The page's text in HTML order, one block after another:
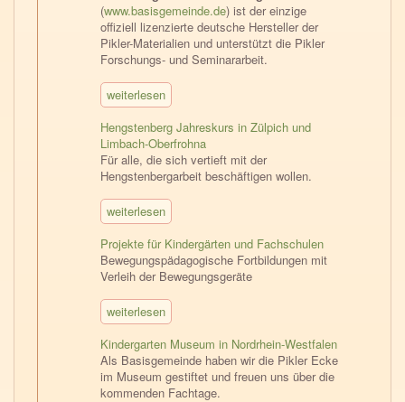
(www.basisgemeinde.de) ist der einzige
offiziell lizenzierte deutsche Hersteller der
Pikler-Materialien und unterstützt die Pikler
Forschungs- und Seminararbeit.
weiterlesen
Hengstenberg Jahreskurs in Zülpich und
Limbach-Oberfrohna
Für alle, die sich vertieft mit der
Hengstenbergarbeit beschäftigen wollen.
weiterlesen
Projekte für Kindergärten und Fachschulen
Bewegungspädagogische Fortbildungen mit
Verleih der Bewegungsgeräte
weiterlesen
Kindergarten Museum in Nordrhein-Westfalen
Als Basisgemeinde haben wir die Pikler Ecke
im Museum gestiftet und freuen uns über die
kommenden Fachtage.